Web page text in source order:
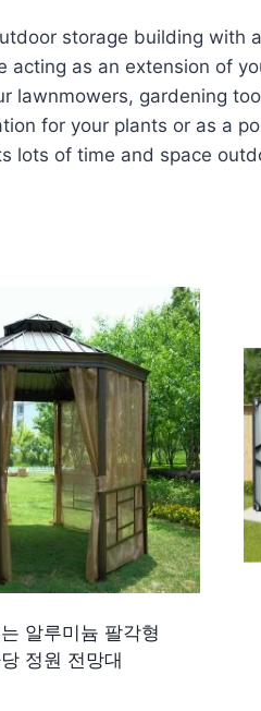
storage building with
as an extension of
lawnmowers, gardening
for your plants or as a
lots of time and space
알루미늄 팔각형
정원 전망대